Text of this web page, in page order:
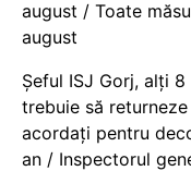
august / Toate
august
Șeful ISJ Gorj, alți
trebuie să
acordați pentru
an / Inspectorul